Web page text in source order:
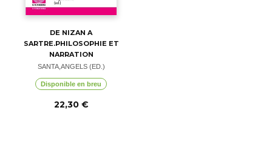
DE NIZAN A
SARTRE.PHILOSOPHIE ET
NARRATION
SANTA,ANGELS (ED.)
Disponible en breu
22,30 €